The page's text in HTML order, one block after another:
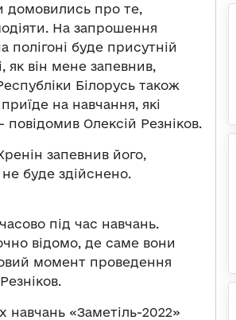
домовились про те,
На запрошення
полігоні буде присутній
як він мене запевнив,
Білорусь також
на навчання, які
повідомив Олексій Резніков.
запевнив його,
буде здійснено.
під час навчань.
відомо, де саме вони
момент проведення
навчань «Заметіль-2022»